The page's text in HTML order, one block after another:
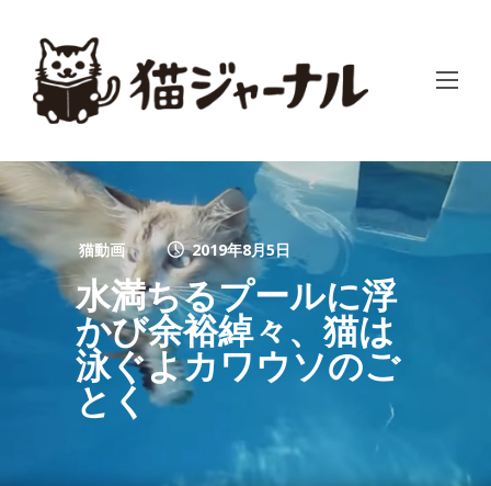
猫動画 2019年8月5日
水満ちるプールに浮
かび余裕綽々、猫は
泳ぐよカワウソのご
とく